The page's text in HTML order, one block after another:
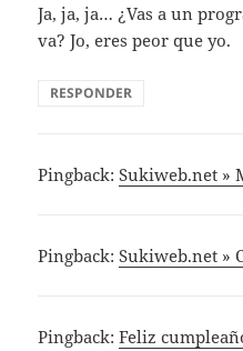
Ja, ja, ja… ¿Vas a un
va? Jo, eres peor que yo.
RESPONDER
Pingback:Sukiweb.net »
Pingback:Sukiweb.net »
Pingback:Feliz